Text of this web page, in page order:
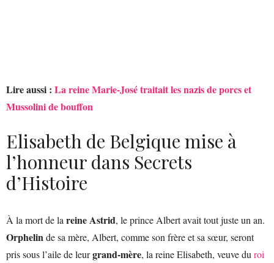
Lire aussi : La reine Marie-José traitait les nazis de porcs et
Mussolini de bouffon
Elisabeth de Belgique mise à
l’honneur dans Secrets
d’Histoire
À la mort de la reine Astrid, le prince Albert avait tout juste un an.
Orphelinde sa mère, Albert, comme son frère et sa sœur, seront
pris sous l’aile de leurgrand-mère, la reine Elisabeth, veuve du roi